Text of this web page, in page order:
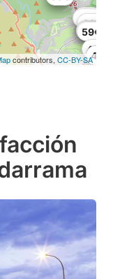
40€
42€
44€
45€
45€
47€
49.8€
59€
contributors, CC-BY-SA